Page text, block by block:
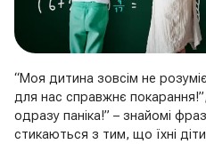
“Моя дитина зовсім не
для нас справжнє
одразу паніка!” – знайомі
стикаються з тим, що їхні